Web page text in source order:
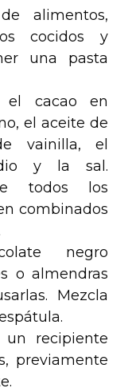
alimentos,
cocidos y
una pasta
el cacao en
el aceite de
vainilla, el
y la sal.
todos los
combinados
negro
o almendras
Mezcla
recipiente
previamente